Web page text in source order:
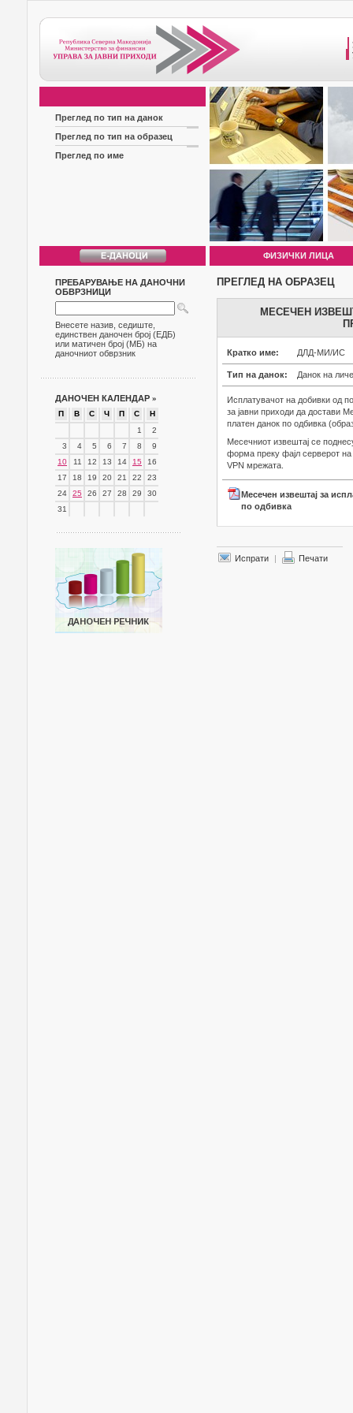
Преглед по тип на данок
Преглед по тип на образец
Преглед по име
ФИЗИЧКИ ЛИЦА
ПРЕБАРУВАЊЕ НА ДАНОЧНИ
ОБВРЗНИЦИ
Внесете назив, седиште,
единствен даночен број (ЕДБ)
или матичен број (МБ) на
даночниот обврзник
ДАНОЧЕН КАЛЕНДАР »
П В С Ч П С
Н
1
2
3
4 5 6 7 8
9
10
11 12 13 14 15
16
17
18 19 20 21 22
23
24
25 26 27 28 29
30
31
ПРЕГЛЕД НА ОБРАЗЕЦ
МЕСЕЧЕН
Кратко име: ДЛД-МИ/ИС
Тип на данок: Данок на
Исплатувачот на добивки од
за јавни приходи да достави
платен данок по одбивка
Месечниот извештај се
форма преку фајл серверот на
VPN мрежата.
Месечен извештај за
по одбивка
Испрати | Печати